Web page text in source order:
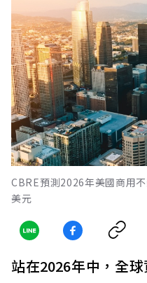
CBRE預測2026年美國商用
美元
站在2026年中，全